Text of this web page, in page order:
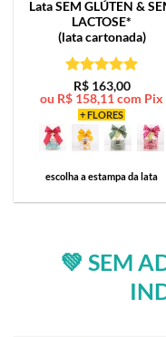
LataSEM GLÚTEN &
LACTOSE*
(lata cartonada)
Avaliação5
de 5
R$163,00
ou R$ 158,11 com Pix
+ FLORES
escolha a estampa da lata
💚 SEM